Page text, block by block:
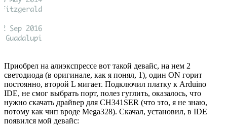
Приобрел на алиэкспрессе вот такой девайс, на нем 2
светодиода (в оригинале, как я понял, 1), один ON горит
постоянно, второй L мигает. Подключил платку к Arduino
IDE, не смог выбрать порт, полез гуглить, оказалось, что
нужно скачать драйвер для CH341SER (что это, я не знаю,
потому как чип вроде Mega328). Скачал, установил, в IDE
появился мой девайс: